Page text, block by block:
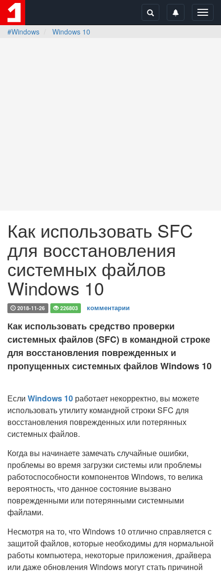
#Windows
Windows 10
Как использовать SFC
для восстановления
системных файлов
Windows 10
2018-11-26 226803 комментарии
Как использовать средство проверки
системных файлов (SFC) в командной строке
для восстановления поврежденных и
пропущенных системных файлов Windows 10
Если Windows 10 работает некорректно, вы можете
использовать утилиту командной строки SFC для
восстановления поврежденных или потерянных
системных файлов.
Когда вы начинаете замечать случайные ошибки,
проблемы во время загрузки системы или проблемы
работоспособности компонентов Windows, то велика
вероятность, что данное состояние вызвано
поврежденными или потерянными системными
файлами.
Несмотря на то, что Windows 10 отлично справляется с
защитой файлов, которые необходимы для нормальной
работы компьютера, некоторые приложения, драйвера
или даже обновления Windows могут стать причиной